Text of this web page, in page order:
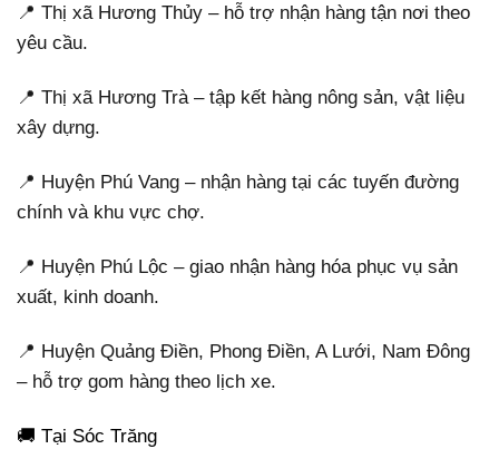
📍 Thị xã Hương Thủy – hỗ trợ nhận hàng tận nơi theo
yêu cầu.
📍 Thị xã Hương Trà – tập kết hàng nông sản, vật liệu
xây dựng.
📍 Huyện Phú Vang – nhận hàng tại các tuyến đường
chính và khu vực chợ.
📍 Huyện Phú Lộc – giao nhận hàng hóa phục vụ sản
xuất, kinh doanh.
📍 Huyện Quảng Điền, Phong Điền, A Lưới, Nam Đông
– hỗ trợ gom hàng theo lịch xe.
🚚 Tại Sóc Trăng